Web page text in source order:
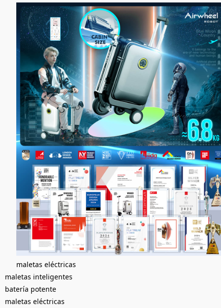
maletas eléctricas
maletas inteligentes
batería potente
maletas eléctricas